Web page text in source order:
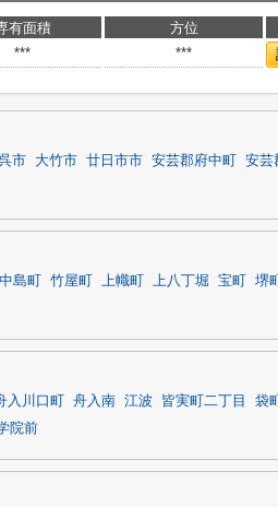
有面積 方位
*** ***
市 大竹市 廿日市市 安芸郡府中町
安芸
中島町 竹屋町 上幟町 上八丁堀 宝町 堺町
入川口町 舟入南 江波 皆実町二丁目 袋町
院前